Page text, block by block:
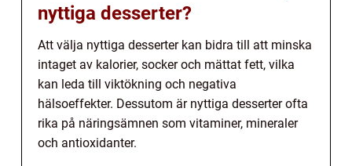
nyttiga desserter?
Att välja nyttiga desserter kan bidra till att minska
intaget av kalorier, socker och mättat fett, vilka
kan leda till viktökning och negativa
hälsoeffekter. Dessutom är nyttiga desserter ofta
rika på näringsämnen som vitaminer, mineraler
och antioxidanter.